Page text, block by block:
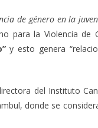
de género en la
para la Violencia de
y esto genera
del Instituto
donde se